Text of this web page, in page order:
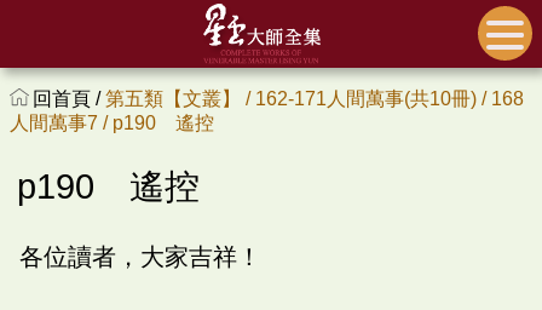
回首頁 /第五類【文叢】 / 162-171人間萬事(共10冊) / 168
人間萬事7 / p190 遙控
p190 遙控
各位讀者，大家吉祥！